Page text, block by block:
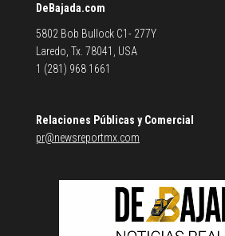
DeBajada.com
5802 Bob Bullock C1- 277Y
Laredo, Tx. 78041, USA
1 (281) 968 1661
Relaciones Públicas y Comercial
pr@newsreportmx.com